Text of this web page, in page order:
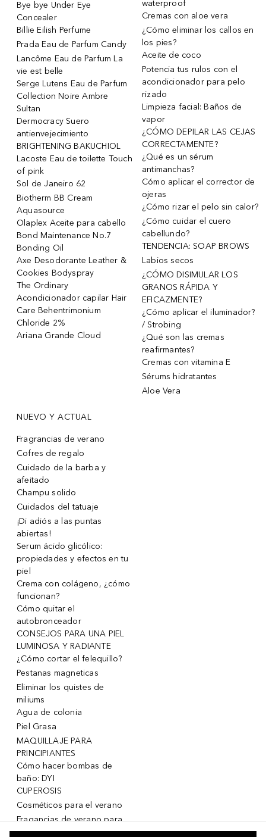
Bye bye Under Eye
Concealer
Billie Eilish Perfume
Prada Eau de Parfum Candy
Lancôme Eau de Parfum La
vie est belle
Serge Lutens Eau de Parfum
Collection Noire Ambre
Sultan
Dermocracy Suero
antienvejecimiento
BRIGHTENING BAKUCHIOL
Lacoste Eau de toilette Touch
of pink
Sol de Janeiro 62
Biotherm BB Cream
Aquasource
Olaplex Aceite para cabello
Bond Maintenance No.7
Bonding Oil
Axe Desodorante Leather &
Cookies Bodyspray
The Ordinary
Acondicionador capilar Hair
Care Behentrimonium
Chloride 2%
Ariana Grande Cloud
waterproof
Cremas con aloe vera
¿Cómo eliminar los callos en
los pies?
Aceite de coco
Potencia tus rulos con el
acondicionador para pelo
rizado
Limpieza facial: Baños de
vapor
¿CÓMO DEPILAR LAS CEJAS
CORRECTAMENTE?
¿Qué es un sérum
antimanchas?
Cómo aplicar el corrector de
ojeras
¿Cómo rizar el pelo sin calor?
¿Cómo cuidar el cuero
cabellundo?
TENDENCIA: SOAP BROWS
Labios secos
¿CÓMO DISIMULAR LOS
GRANOS RÁPIDA Y
EFICAZMENTE?
¿Cómo aplicar el iluminador?
/ Strobing
¿Qué son las cremas
reafirmantes?
Cremas con vitamina E
Sérums hidratantes
Aloe Vera
NUEVO Y ACTUAL
Fragrancias de verano
Cofres de regalo
Cuidado de la barba y
afeitado
Champu solido
Cuidados del tatuaje
¡Di adiós a las puntas
abiertas!
Serum ácido glicólico:
propiedades y efectos en tu
piel
Crema con colágeno, ¿cómo
funcionan?
Cómo quitar el
autobronceador
CONSEJOS PARA UNA PIEL
LUMINOSA Y RADIANTE
¿Cómo cortar el felequillo?
Pestanas magneticas
Eliminar los quistes de
miliums
Agua de colonia
Piel Grasa
MAQUILLAJE PARA
PRINCIPIANTES
Cómo hacer bombas de
baño: DYI
CUPEROSIS
Cosméticos para el verano
Fragancias de verano para
mujeres